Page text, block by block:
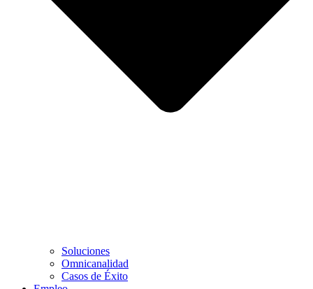
Soluciones
Omnicanalidad
Casos de Éxito